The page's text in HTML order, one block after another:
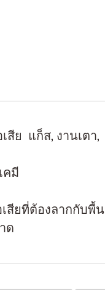
สีย แก็ส, งานเตา,
คมี
สียที่ต้องลากกับพื้น
ด